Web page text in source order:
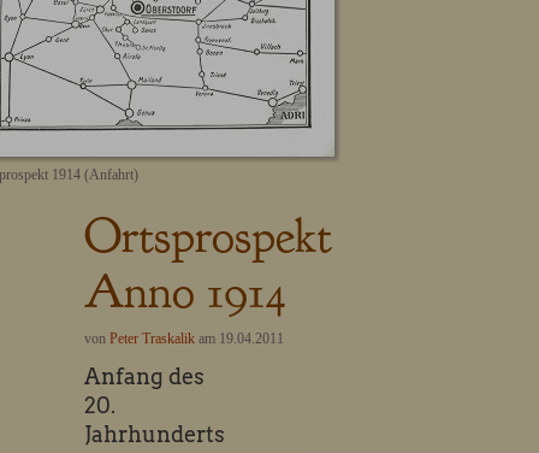
1914 (Anfahrt)
Ortsprospekt
Anno 1914
von Peter Traskalik am 19.04.2011
Anfang des
20.
Jahrhunderts